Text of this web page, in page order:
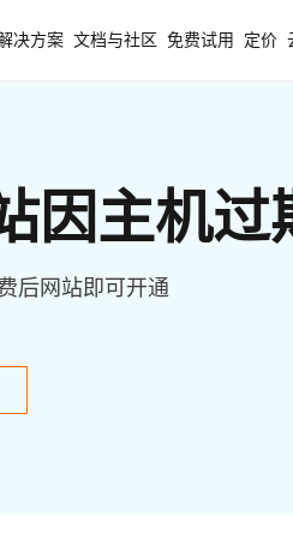
决方案 文档与社区 免费试用 定价
因主机
后网站即可开通